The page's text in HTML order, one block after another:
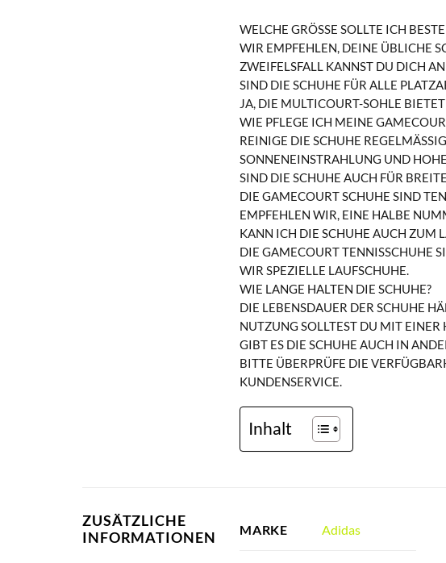
WELCHE GRÖSSE SOLLTE ICH
WIR EMPFEHLEN, DEINE ÜBLICHE
EIFELSFALL KANNST DU DICH AN
SIND DIE SCHUHE FÜR ALLE
JA, DIE MULTICOURT-SOHLE
WIE PFLEGE ICH MEINE
REINIGE DIE SCHUHE
ONNENEINSTRAHLUNG UND
SIND DIE SCHUHE AUCH FÜR
DIE GAMECOURT SCHUHE SIND
PFEHLEN WIR, EINE HALBE
KANN ICH DIE SCHUHE AUCH ZUM
DIE GAMECOURT TENNISSCHUHE
WIR SPEZIELLE LAUFSCHUHE.
WIE LANGE HALTEN DIE SCHUHE?
DIE LEBENSDAUER DER SCHUHE
UTZUNG SOLLTEST DU MIT EINER
GIBT ES DIE SCHUHE AUCH IN
BITTE ÜBERPRÜFE DIE
KUNDENSERVICE.
Inhalt
ZUSÄTZLICHE
INFORMATIONEN
MARKE Adidas